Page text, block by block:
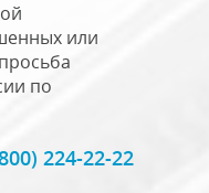
или
по
224-22-22